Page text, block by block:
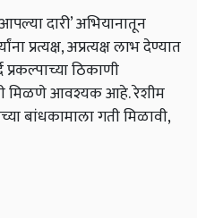
दारी’ अभियानातून
प्रत्यक्ष, अप्रत्यक्ष लाभ देण्यात
ठिकाणी
मिळणे आवश्यक आहे. रेशीम
बांधकामाला गती मिळावी,